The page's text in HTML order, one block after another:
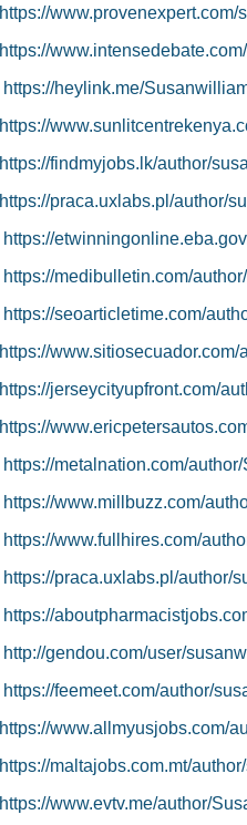
https://
https://
https://heylink.me/
https://
https://findmyjobs.lk/author/
https://praca.uxlabs.pl/author/
https://
https://medibulletin.com/
https://seoarticletime.com/
https://
https://jerseycityupfront.com/
https://
https://metalnation.com/
https://www.millbuzz.com/
https://www.fullhires.com/
https://praca.uxlabs.pl/author/
https://
http://gendou.com/user/
https://feemeet.com/author/
https://www.allmyusjobs.com/
https://maltajobs.com.mt/
https://www.evtv.me/author/